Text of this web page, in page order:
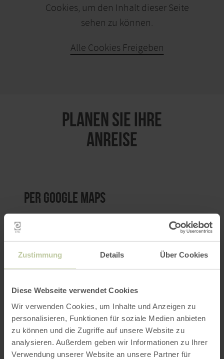
Zustimmung Details Über Cookies
Diese Webseite verwendet Cookies
Wir verwenden Cookies, um Inhalte und Anzeigen zu
personalisieren, Funktionen für soziale Medien anbieten
zu können und die Zugriffe auf unsere Website zu
analysieren. Außerdem geben wir Informationen zu Ihrer
Verwendung unserer Website an unsere Partner für
Cookies, um den Inhalt dieser Seite
sehen zu können.
Alle Cookies Freigeben
PLANEN SIE IHRE
ANREISE
per Google Maps
ROUTE PLANEN